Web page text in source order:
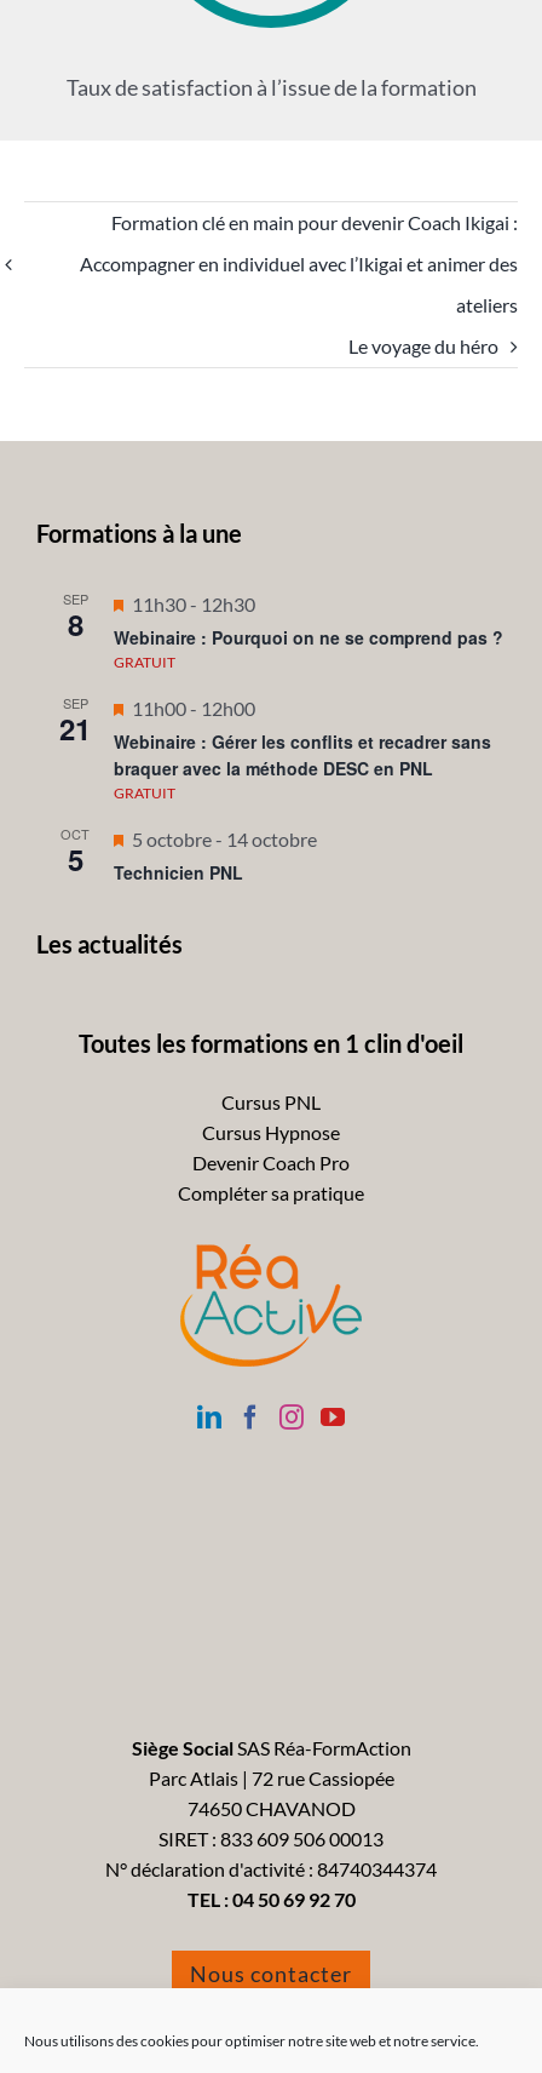
Nous utilisons des cookies pour optimiser notre site web et notre service.
Taux de satisfaction à l’issue de la formation
Formation clé en main pour devenir Coach Ikigai :
Accompagner en individuel avec l’Ikigai et animer des
ateliers
Le voyage du héro
Formations à la une
SEP
8
Mis
en
avant
11h30- 12h30
Webinaire : Pourquoi on ne se comprend pas ?
GRATUIT
SEP
21
Mis
en
avant
11h00- 12h00
Webinaire : Gérer les conflits et recadrer sans
braquer avec la méthode DESC en PNL
GRATUIT
OCT
5
Mis
en
5 octobre- 14 octobre
Technicien PNL
Les actualités
Toutes les formations en 1 clin d'oeil
Cursus PNL
Cursus Hypnose
Devenir Coach Pro
Compléter sa pratique
Siège SocialSAS Réa-FormAction
Parc Atlais | 72 rue Cassiopée
74650 CHAVANOD
SIRET : 833 609 506 00013
N° déclaration d'activité : 84740344374
TEL :04 50 69 92 70
Nous contacter